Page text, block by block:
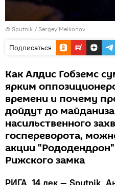
© Sputnik / Sergey Melkonov
Подписаться
Как Алдис Гобземс
ярким
времени и почему
дойдут до
насильственного
госпереворота,
акции
Рижского замка
РИГА, 14 дек — Sputnik,